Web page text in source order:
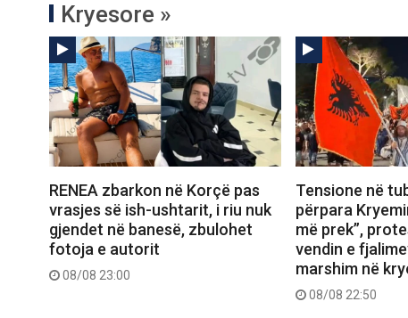
Kryesore »
RENEA zbarkon në Korçë pas
vrasjes së ish-ushtarit, i riu nuk
gjendet në banesë, zbulohet
fotoja e autorit
08/08 23:00
Tensione në
përpara
më prek”,
vendin e
marshim në
08/08 22:50